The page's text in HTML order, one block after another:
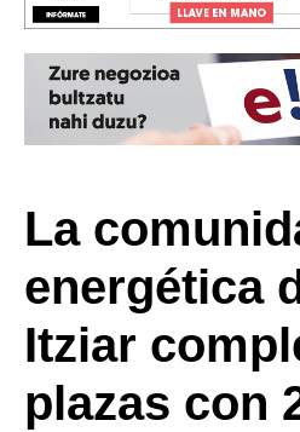
La
energética
Itziar
plazas con